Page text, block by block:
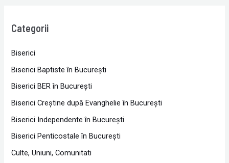
Categorii
Biserici
Biserici Baptiste în Bucureşti
Biserici BER în Bucureşti
Biserici Creştine după Evanghelie în Bucureşti
Biserici Independente în Bucureşti
Biserici Penticostale în Bucureşti
Culte, Uniuni, Comunitati